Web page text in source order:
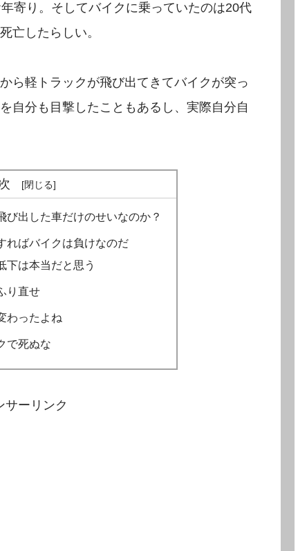
寄り。そしてバイクに乗っていたのは20代
亡したらしい。
ら軽トラックが飛び出てきてバイクが突っ
自分も目撃したこともあるし、実際自分自
び出した車だけのせいなのか？
ればバイクは負けなのだ
下は本当だと思う
り直せ
わったよね
で死ぬな
サーリンク